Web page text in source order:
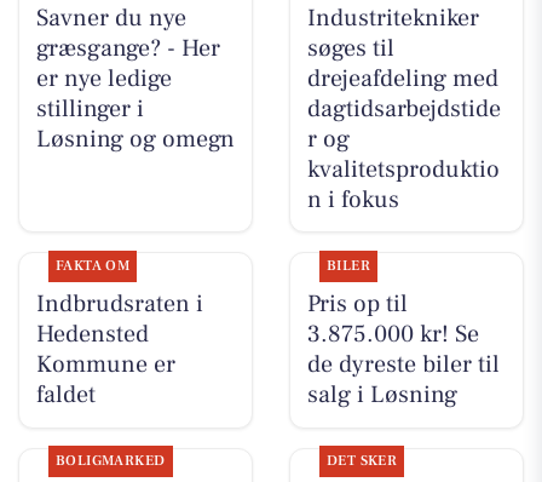
Savner du nye
græsgange? - Her
er nye ledige
stillinger i
Løsning og omegn
Industritekniker
søges til
drejeafdeling med
dagtidsarbejdstide
r og
kvalitetsproduktio
n i fokus
FAKTA OM
Indbrudsraten i
Hedensted
Kommune er
faldet
BILER
Pris op til
3.875.000 kr! Se
de dyreste biler til
salg i Løsning
BOLIGMARKED DET SKER